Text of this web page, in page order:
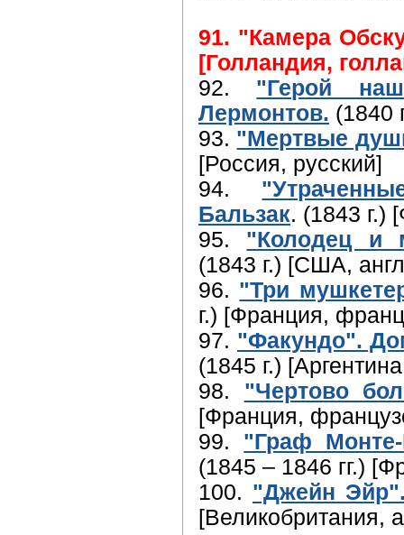
91. "Камера
[Голландия,
92. "Герой
Лермонтов. (1840
93. "Мертвые
[Россия, русский]
94.
Бальзак. (1843 г.)
95. "Колодец и
(1843 г.) [США,
96. "Три
г.) [Франция,
97. "Факундо".
(1845 г.)
98. "Чертово
[Франция,
99. "Граф
(1845 – 1846 гг.)
100. "Джейн
[Великобритания,